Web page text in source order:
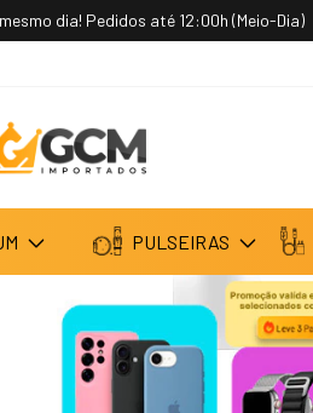
3 e Pague 2 Todos os produtos com
PULSEIRAS